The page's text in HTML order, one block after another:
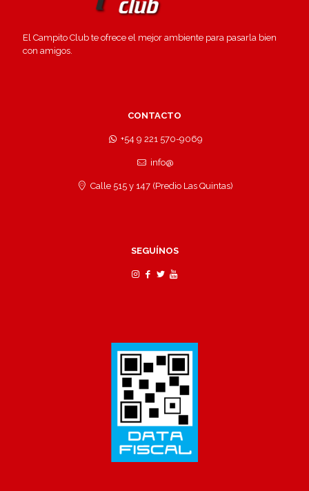
El Campito Club te ofrece el mejor ambiente para pasarla bien
con amigos.
CONTACTO
+54 9 221 570-9069
info@
Calle 515 y 147 (Predio Las Quintas)
SEGUÍNOS